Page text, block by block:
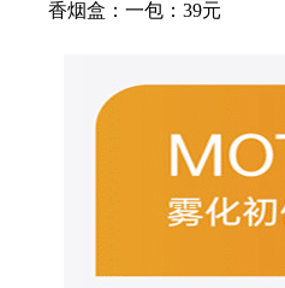
香烟盒：一包：39元